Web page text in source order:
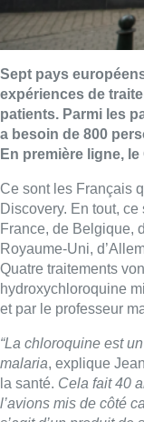
Sept pays
expériences de
patients. Parmi les
a besoin de 800
En première ligne,
Ce sont les Français
Discovery. En tout,
France, de Belgique,
Royaume-Uni,
Quatre traitements
hydroxychloroquine
et par le professeur
“La chloroquine est
malaria, explique
la santé. Cela fait 40
l’avions mis de côté